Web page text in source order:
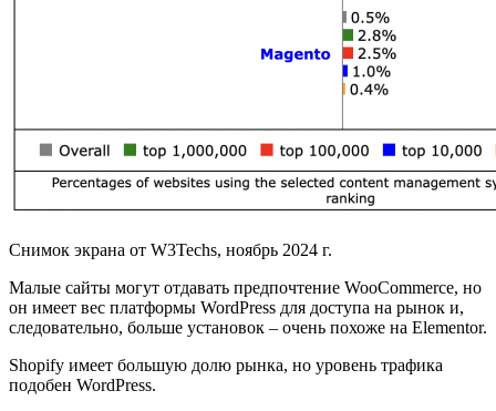
Снимок экрана от W3Techs, ноябрь 2024 г.
Малые сайты могут отдавать предпочтение WooCommerce, но
он имеет вес платформы WordPress для доступа на рынок и,
следовательно, больше установок – очень похоже на Elementor.
Shopify имеет большую долю рынка, но уровень трафика
подобен WordPress.